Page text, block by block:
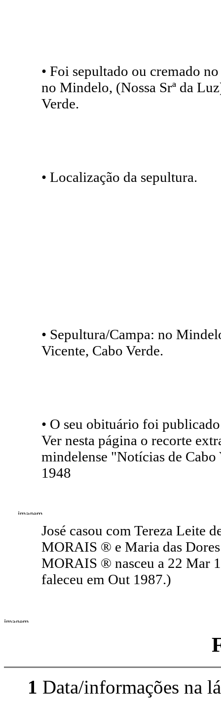
• Foi sepultado ou cremado
no Mindelo, (Nossa Srª da
Verde.
• Localização da sepultura.
• Sepultura/Campa: no
Vicente, Cabo Verde.
• O seu obituário foi
Ver nesta página o recorte
mindelense "Notícias de Cabo
1948
José casou com Tereza Leite
MORAIS ® e Maria das
MORAIS ® nasceu a 22 Mar
faleceu em Out 1987.)
1 Data/informações na